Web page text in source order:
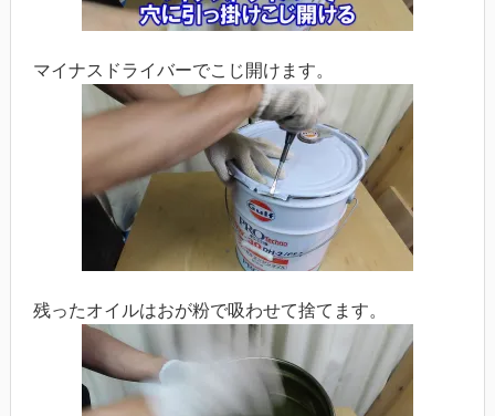
マイナスドライバーでこじ開けます。
残ったオイルはおが粉で吸わせて捨てます。